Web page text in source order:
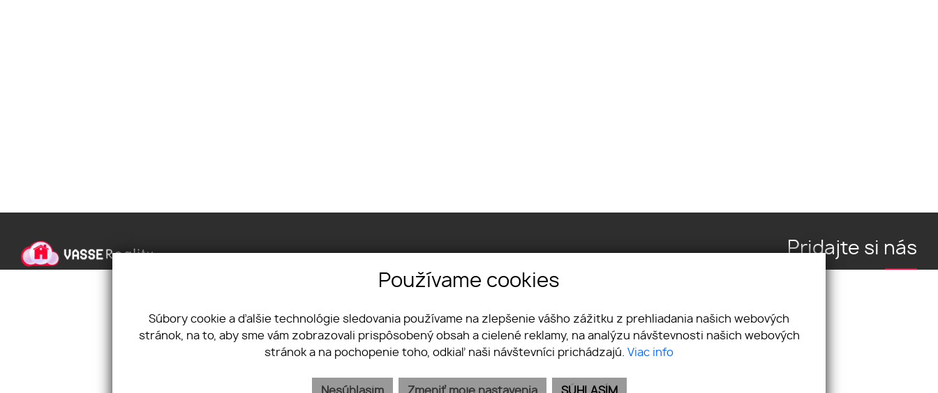
Reklamačný poriadok
Program AML
+421 907 894 574
t.vassova@vassereality.sk
Pridajte si nás
Používame cookies
Súbory cookie a ďalšie technológie sledovania používame na zlepšenie vášho zážitku z prehliadania našich webových
stránok, na to, aby sme vám zobrazovali prispôsobený obsah a cielené reklamy, na analýzu návštevnosti našich webových
stránok a na pochopenie toho, odkiaľ naši návštevníci prichádzajú. Viac info